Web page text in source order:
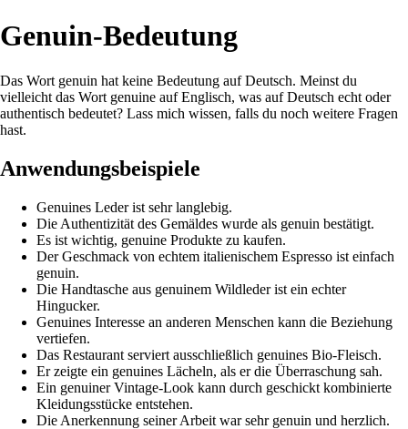
Genuin-Bedeutung
Das Wort genuin hat keine Bedeutung auf Deutsch. Meinst du
vielleicht das Wort genuine auf Englisch, was auf Deutsch echt oder
authentisch bedeutet? Lass mich wissen, falls du noch weitere Fragen
hast.
Anwendungsbeispiele
Genuines Leder ist sehr langlebig.
Die Authentizität des Gemäldes wurde als genuin bestätigt.
Es ist wichtig, genuine Produkte zu kaufen.
Der Geschmack von echtem italienischem Espresso ist einfach
genuin.
Die Handtasche aus genuinem Wildleder ist ein echter
Hingucker.
Genuines Interesse an anderen Menschen kann die Beziehung
vertiefen.
Das Restaurant serviert ausschließlich genuines Bio-Fleisch.
Er zeigte ein genuines Lächeln, als er die Überraschung sah.
Ein genuiner Vintage-Look kann durch geschickt kombinierte
Kleidungsstücke entstehen.
Die Anerkennung seiner Arbeit war sehr genuin und herzlich.